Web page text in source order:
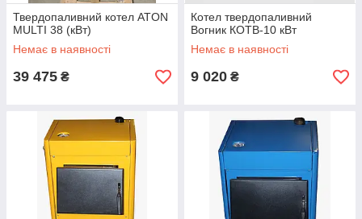
Твердопаливний котел ATON
MULTI 38 (кВт)
Немає в наявності
39 475 ₴
Котел твердопаливний
Вогник КОТВ-10 кВт
Немає в наявності
9 020 ₴